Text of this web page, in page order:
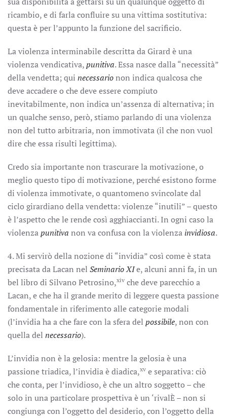
ricambio, e di farla confluire su una vittima sostitutiva:
questa è per l’appunto la funzione del sacrificio.
La violenza interminabile descritta da Girard è una
violenza vendicativa,punitiva. Essa nasce dalla “necessità”
della vendetta; qui necessarionon indica qualcosa che
deve accadere o che deve essere compiuto
inevitabilmente, non indica un’assenza di alternativa; in
un qualche senso, però, stiamo parlando di una violenza
non del tutto arbitraria, non immotivata (il che non vuol
dire che essa risulti legittima).
Credo sia importante non trascurare la motivazione, o
meglio questo tipo di motivazione, perché esistono forme
di violenza immotivate, o quantomeno svincolate dal
ciclo girardiano della vendetta: violenze “inutili” – questo
è l’aspetto che le rende così agghiaccianti. In ogni caso la
violenzapunitiva non va confusa con la violenza invidiosa.
4. Mi servirò della nozione di “invidia” così come è stata
precisata da Lacan nel Seminario XIe, alcuni anni fa, in un
bel libro di Silvano Petrosino,xiv che deve parecchio a
Lacan, e che ha il grande merito di leggere questa passione
fondamentale in riferimento alle categorie modali
(l’invidia ha a che fare con la sfera del possibile, non con
quella del necessario).
L’invidia non è la gelosia: mentre la gelosia è una
passione triadica, l’invidia è diadica,xv e separativa: ciò
che conta, per l’invidioso, è che un altro soggetto – che
solo in una particolare prospettiva è un ‘rivalÈ – non si
congiunga con l’oggetto del desiderio, con l’oggetto della